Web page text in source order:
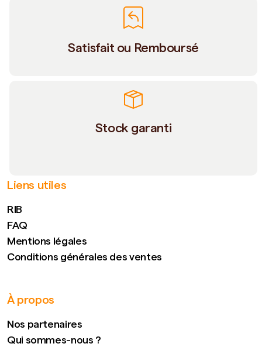
Satisfait ou Remboursé
Stock garanti
Liens utiles
RIB
FAQ
Mentions légales
Conditions générales des ventes
À propos
Nos partenaires
Qui sommes-nous ?